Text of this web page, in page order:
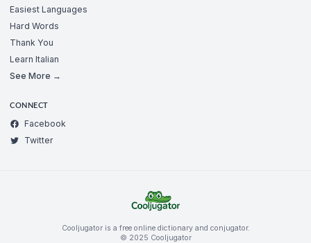
Easiest Languages
Hard Words
Thank You
Learn Italian
See More →
CONNECT
Facebook
Twitter
Cooljugator is a free online dictionary and conjugator.
© 2025 Cooljugator